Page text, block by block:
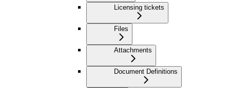
Licensing tickets
Files
Attachments
Document Definitions